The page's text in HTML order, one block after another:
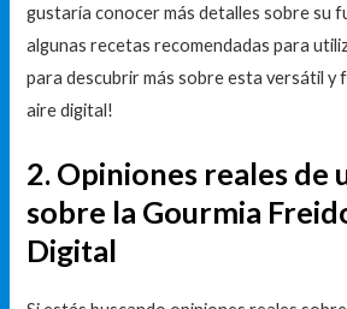
gustaría conocer más detalles sobre su
algunas recetas recomendadas para
para descubrir más sobre esta versátil y
aire digital!
2. Opiniones reales de
sobre la Gourmia
Digital